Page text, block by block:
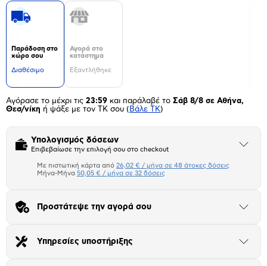
Παράδοση στο
χώρο σου
Διαθέσιμο
Αγορά στο
κατάστημα
Εξαντλήθηκε
Αγόρασε το μέχρι τις 23:59 και παράλαβέ το Σάβ 8/8 σε Αθήνα,
Θεσ/νίκη ή ψάξε με τον ΤΚ σου ( Βάλε ΤΚ)
Υπολογισμός δόσεων
Επιβεβαίωσε την επιλογή σου στο checkout
Άνοιξε
Πιστωτική κάρτα
Με πιστωτική κάρτα από 26,02 € / μήνα σε 48 άτοκες δόσεις
Μήνα-Μήνα 50,05 € / μήνα σε 32 δόσεις
Προστάτεψε την αγορά σου
Άνοιξε
Υπηρεσίες υποστήριξης
Άνοιξε